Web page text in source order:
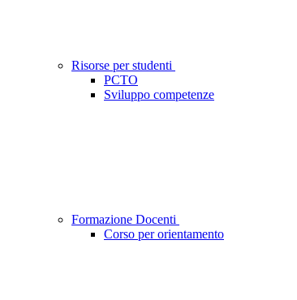
Risorse per studenti
PCTO
Sviluppo competenze
Formazione Docenti
Corso per orientamento